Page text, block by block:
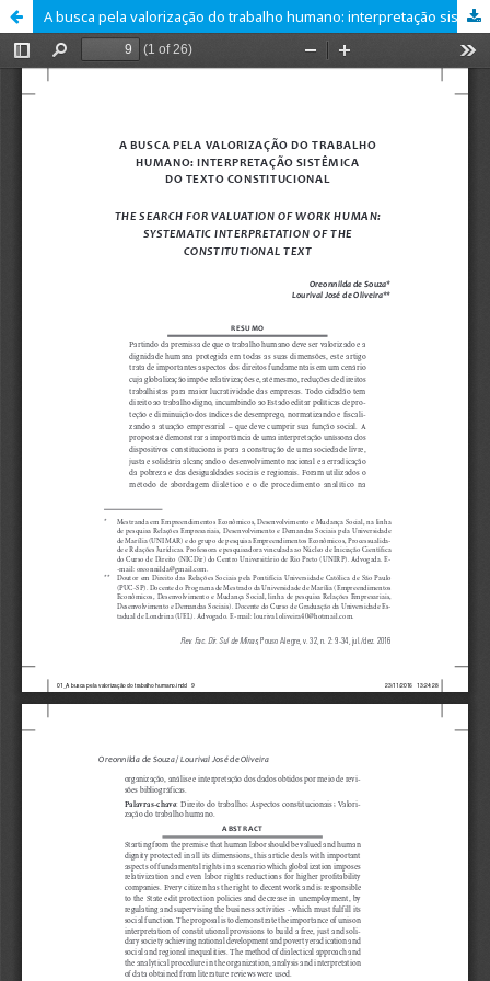
A busca pela valorização do trabalho humano: interpretação sistêmica do texto constitucional